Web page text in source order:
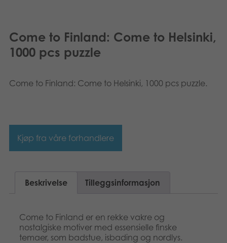
Leker
Bøker
Media
Suomi
Come to Finland: Come to Helsinki,
1000 pcs puzzle
Come to Finland: Come to Helsinki, 1000 pcs puzzle.
Kjøp fra våre forhandlere
Beskrivelse Tilleggsinformasjon
Come to Finland er en rekke vakre og
nostalgiske motiver med essensielle finske
temaer, som badstue, isbading og nordlys.